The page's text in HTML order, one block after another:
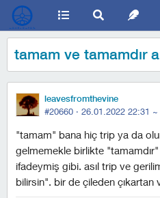
tamam ve tamamdır
leavesfromthevine
#20660 · 26.01.2022 22:31 ~
"tamam" bana hiç trip ya da
gelmemekle birlikte
ifadeymiş gibi. asıl trip ve
bilirsin". bir de çileden çıkartan